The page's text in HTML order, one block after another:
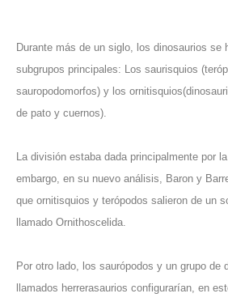
Durante más de un siglo, los dinosaurios se
subgrupos principales: Los saurisquios
sauropodomorfos) y los
de pato y cuernos).
La división estaba dada principalmente por
embargo, en su nuevo análisis, Baron y
que ornitisquios y terópodos salieron de un
llamado Ornithoscelida.
Por otro lado, los saurópodos y un grupo de
llamados herrerasaurios configurarían, en